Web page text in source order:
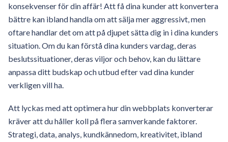
konsekvenser för din affär! Att få dina kunder att konvertera
bättre kan ibland handla om att sälja mer aggressivt, men
oftare handlar det om att på djupet sätta dig in i dina kunders
situation. Om du kan förstå dina kunders vardag, deras
beslutssituationer, deras viljor och behov, kan du lättare
anpassa ditt budskap och utbud efter vad dina kunder
verkligen vill ha.
Att lyckas med att optimera hur din webbplats konverterar
kräver att du håller koll på flera samverkande faktorer.
Strategi, data, analys, kundkännedom, kreativitet, ibland